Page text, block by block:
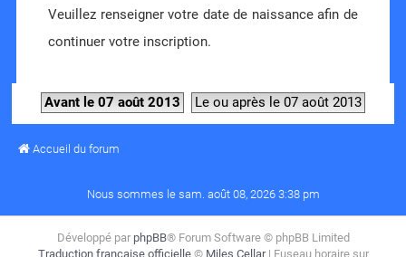
Veuillez renseigner votre date de naissance afin de
continuer votre inscription.
Avant le 07 août 2013 Le ou après le 07 août 2013
Accueil du forum
Nous sommes le sam. août 08, 2026 3:38 pm
Développé par phpBB® Forum Software © phpBB Limited
Traduction française officielle© Miles Cellar | Fuseau horaire sur